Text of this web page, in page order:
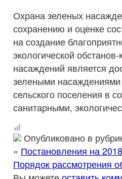
Охрана зеленых
сохранению и оценке
на создание
экологической
насаждений является
зелеными
сельского поселения в
санитарными,
Опубликовано в
« Постановления на
Порядок рассмотрения